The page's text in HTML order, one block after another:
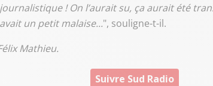
! On l’aurait su, ça aurait été
un petit malaise...", souligne-t-il.
Mathieu.
Suivre Sud Radio